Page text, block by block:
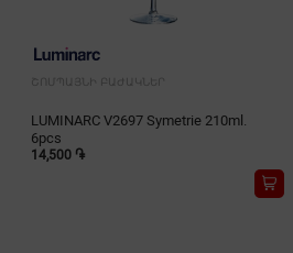
ՇՈՄՊԱՅՆԻ ԲԱԺԱԿՆԵՐ
LUMINARC V2697 Symetrie 210ml.
6pcs
14,500 ֏